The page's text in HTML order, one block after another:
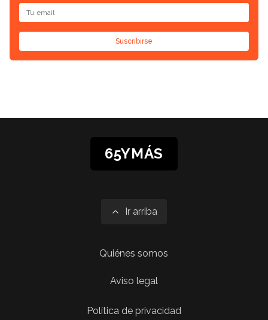
Suscribirse
65YMÁS
Ir arriba
Quiénes somos
Aviso legal
Política de privacidad